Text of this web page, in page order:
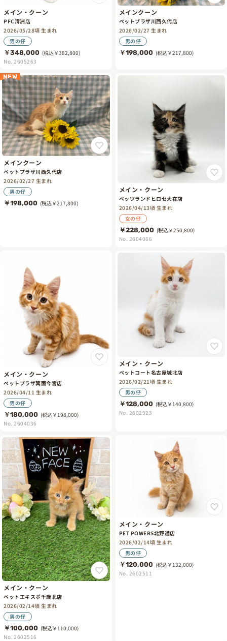
メイン・クーン
PFC清洲店
2026/05/28頃 生まれ
男の仔
￥348,000 (税込￥382,800)
No. 2605263
メインクーン
ペットプラザ川西久代店
2026/02/27 生まれ
男の仔
￥198,000 (税込￥217,800)
NEW
メインクーン
ペットプラザ川西久代店
2026/02/27 生まれ
男の仔
￥198,000 (税込￥217,800)
メイン・クーン
ペッツランドヒロセ大在店
2026/04/13頃 生まれ
女の仔
￥228,000 (税込￥250,800)
No. 2604066
メイン・クーン
ペットプラザ箕面今宮店
2026/04/11 生まれ
男の仔
￥180,000 (税込￥198,000)
No. 2604036
メイン・クーン
ペットコート名古屋城北店
2026/02/21頃 生まれ
男の仔
￥128,000 (税込￥140,800)
No. 2602923
メイン・クーン
ペットエキスポ千歳北店
2026/02/14頃 生まれ
男の仔
￥100,000 (税込￥110,000)
No. 2602516
メイン・クーン
PET POWERS北野通店
2026/02/14頃 生まれ
男の仔
￥120,000 (税込￥132,000)
No. 2602511